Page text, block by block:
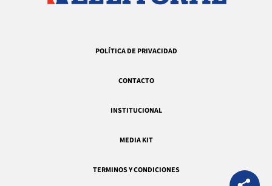
POLÍTICA DE PRIVACIDAD
CONTACTO
INSTITUCIONAL
MEDIA KIT
TERMINOS Y CONDICIONES